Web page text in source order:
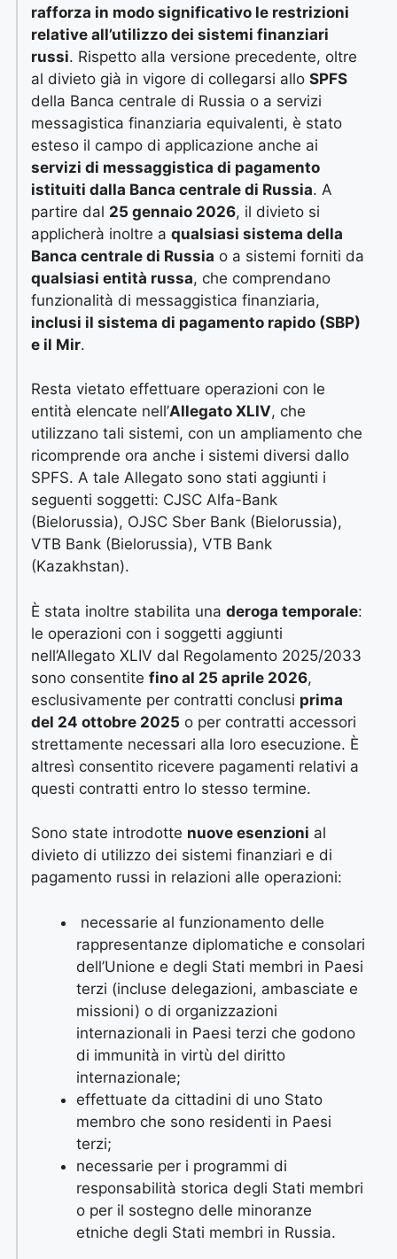
rafforza in modo significativo le restrizioni
relative all’utilizzo dei sistemi finanziari
russi. Rispetto alla versione precedente, oltre
al divieto già in vigore di collegarsi allo SPFS
della Banca centrale di Russia o a servizi
messagistica finanziaria equivalenti, è stato
esteso il campo di applicazione anche ai
servizi di messaggistica di pagamento
istituiti dalla Banca centrale di Russia. A
partire dal 25 gennaio 2026, il divieto si
applicherà inoltre a qualsiasi sistema della
Banca centrale di Russia o a sistemi forniti da
qualsiasi entità russa, che comprendano
funzionalità di messaggistica finanziaria,
inclusi il sistema di pagamento rapido (SBP)
e il Mir.
Resta vietato effettuare operazioni con le
entità elencate nell’Allegato XLIV, che
utilizzano tali sistemi, con un ampliamento che
ricomprende ora anche i sistemi diversi dallo
SPFS. A tale Allegato sono stati aggiunti i
seguenti soggetti: CJSC Alfa-Bank
(Bielorussia), OJSC Sber Bank (Bielorussia),
VTB Bank (Bielorussia), VTB Bank
(Kazakhstan).
È stata inoltre stabilita una deroga temporale:
le operazioni con i soggetti aggiunti
nell’Allegato XLIV dal Regolamento 2025/2033
sono consentite fino al 25 aprile 2026,
esclusivamente per contratti conclusi prima
del 24 ottobre 2025 o per contratti accessori
strettamente necessari alla loro esecuzione. È
altresì consentito ricevere pagamenti relativi a
questi contratti entro lo stesso termine.
Sono state introdotte nuove esenzioni al
divieto di utilizzo dei sistemi finanziari e di
pagamento russi in relazioni alle operazioni:
necessarie al funzionamento delle
rappresentanze diplomatiche e consolari
dell’Unione e degli Stati membri in Paesi
terzi (incluse delegazioni, ambasciate e
missioni) o di organizzazioni
internazionali in Paesi terzi che godono
di immunità in virtù del diritto
internazionale;
effettuate da cittadini di uno Stato
membro che sono residenti in Paesi
terzi;
necessarie per i programmi di
responsabilità storica degli Stati membri
o per il sostegno delle minoranze
etniche degli Stati membri in Russia.